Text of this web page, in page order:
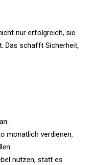
nur erfolgreich, sie
Das schafft Sicherheit,
monatlich verdienen,
nutzen, statt es